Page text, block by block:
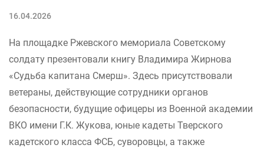
16.04.2026
На площадке Ржевского мемориала Советскому
солдату презентовали книгу Владимира Жирнова
«Судьба капитана Смерш». Здесь присутствовали
ветераны, действующие сотрудники органов
безопасности, будущие офицеры из Военной академии
ВКО имени Г.К. Жукова, юные кадеты Тверского
кадетского класса ФСБ, суворовцы, а также